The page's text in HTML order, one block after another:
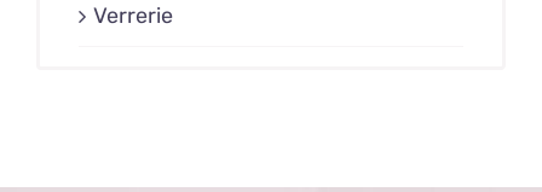
Verrerie